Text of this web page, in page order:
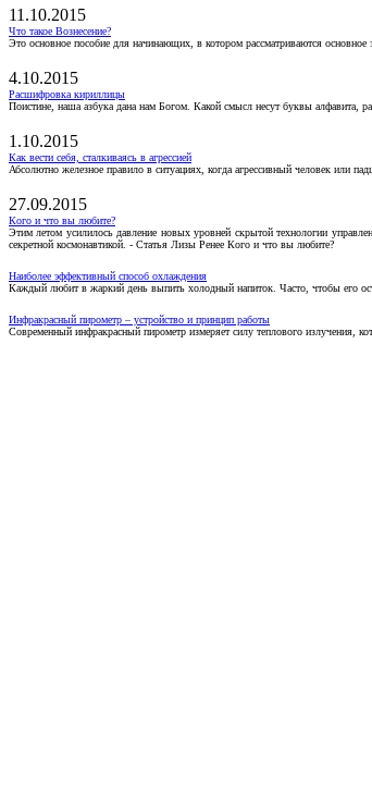
11.10.2015
Что такое Вознесение?
Это основное пособие для начинающих, в котором рассматриваются
4.10.2015
Расшифровка кириллицы
Поистине, наша азбука дана нам Богом. Какой смысл несут буквы алфавита,
1.10.2015
Как вести себя, сталкиваясь в агрессией
Абсолютно железное правило в ситуациях, когда агрессивный человек или
27.09.2015
Кого и что вы любите?
Этим летом усилилось давление новых уровней скрытой технологии
секретной космонавтикой. - Статья Лизы Ренее Кого и что вы любите?
Наиболее эффективный способ охлаждения
Каждый любит в жаркий день выпить холодный напиток. Часто, чтобы его
Инфракрасный пирометр – устройство и принцип работы
Современный инфракрасный пирометр измеряет силу теплового излучения,